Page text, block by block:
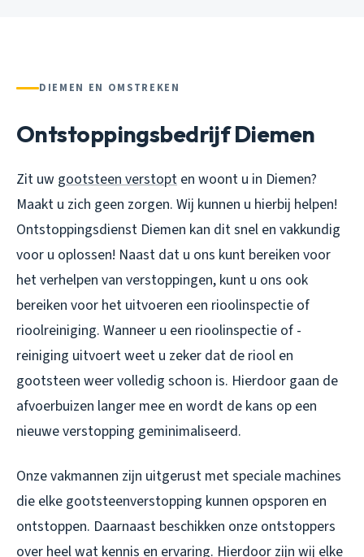
DIEMEN EN OMSTREKEN
Ontstoppingsbedrijf Diemen
Zit uw gootsteen verstopt en woont u in Diemen?
Maakt u zich geen zorgen. Wij kunnen u hierbij helpen!
Ontstoppingsdienst Diemen kan dit snel en vakkundig
voor u oplossen! Naast dat u ons kunt bereiken voor
het verhelpen van verstoppingen, kunt u ons ook
bereiken voor het uitvoeren een rioolinspectie of
rioolreiniging. Wanneer u een rioolinspectie of -
reiniging uitvoert weet u zeker dat de riool en
gootsteen weer volledig schoon is. Hierdoor gaan de
afvoerbuizen langer mee en wordt de kans op een
nieuwe verstopping geminimaliseerd.
Onze vakmannen zijn uitgerust met speciale machines
die elke gootsteenverstopping kunnen opsporen en
ontstoppen. Daarnaast beschikken onze ontstoppers
over heel wat kennis en ervaring. Hierdoor zijn wij elke